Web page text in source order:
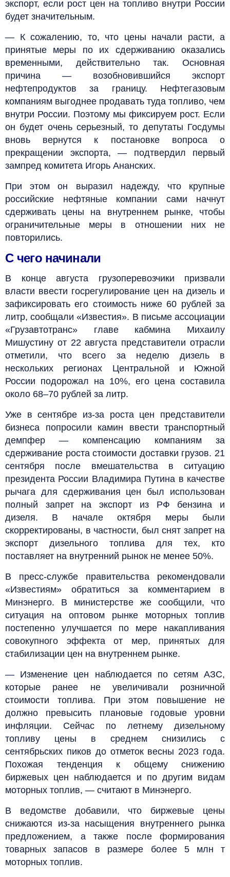
экспорт, если рост цен на топливо внутри России
будет значительным.
— К сожалению, то, что цены начали расти, а
принятые меры по их сдерживанию оказались
временными, действительно так. Основная
причина — возобновившийся экспорт
нефтепродуктов за границу. Нефтегазовым
компаниям выгоднее продавать туда топливо, чем
внутри России. Поэтому мы фиксируем рост. Если
он будет очень серьезный, то депутаты Госдумы
вновь вернутся к постановке вопроса о
прекращении экспорта, — подтвердил первый
зампред комитета Игорь Ананских.
При этом он выразил надежду, что крупные
российские нефтяные компании сами начнут
сдерживать цены на внутреннем рынке, чтобы
ограничительные меры в отношении них не
повторились.
С чего начинали
В конце августа грузоперевозчики призвали
власти ввести госрегулирование цен на дизель и
зафиксировать его стоимость ниже 60 рублей за
литр, сообщали «Известия». В письме ассоциации
«Грузавтотранс» главе кабмина Михаилу
Мишустину от 22 августа представители отрасли
отметили, что всего за неделю дизель в
нескольких регионах Центральной и Южной
России подорожал на 10%, его цена составила
около 68–70 рублей за литр.
Уже в сентябре из-за роста цен представители
бизнеса попросили камин ввести транспортный
демпфер — компенсацию компаниям за
сдерживание роста стоимости доставки грузов. 21
сентября после вмешательства в ситуацию
президента России Владимира Путина в качестве
рычага для сдерживания цен был использован
полный запрет на экспорт из РФ бензина и
дизеля. В начале октября меры были
скорректированы, в частности, был снят запрет на
экспорт дизельного топлива для тех, кто
поставляет на внутренний рынок не менее 50%.
В пресс-службе правительства рекомендовали
«Известиям» обратиться за комментарием в
Минэнерго. В министерстве же сообщили, что
ситуация на оптовом рынке моторных топлив
постепенно улучшается по мере накапливания
совокупного эффекта от мер, принятых для
стабилизации цен на внутреннем рынке.
— Изменение цен наблюдается по сетям АЗС,
которые ранее не увеличивали розничной
стоимости топлива. При этом повышение не
должно превысить плановые годовые уровни
инфляции. Сейчас по летнему дизельному
топливу цены в среднем снизились с
сентябрьских пиков до отметок весны 2023 года.
Похожая тенденция к общему снижению
биржевых цен наблюдается и по другим видам
моторных топлив, — считают в Минэнерго.
В ведомстве добавили, что биржевые цены
снижаются из-за насыщения внутреннего рынка
предложением, а также после формирования
товарных запасов в размере более 5 млн т
моторных топлив.